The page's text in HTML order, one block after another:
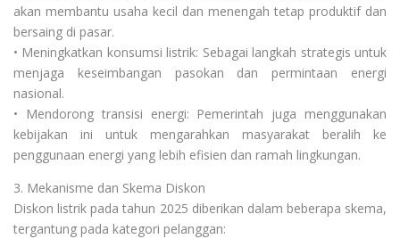
akan membantu usaha kecil dan menengah tetap produktif dan
bersaing di pasar.
• Meningkatkan konsumsi listrik: Sebagai langkah strategis untuk
menjaga keseimbangan pasokan dan permintaan energi
nasional.
• Mendorong transisi energi: Pemerintah juga menggunakan
kebijakan ini untuk mengarahkan masyarakat beralih ke
penggunaan energi yang lebih efisien dan ramah lingkungan.
3. Mekanisme dan Skema Diskon
Diskon listrik pada tahun 2025 diberikan dalam beberapa skema,
tergantung pada kategori pelanggan: